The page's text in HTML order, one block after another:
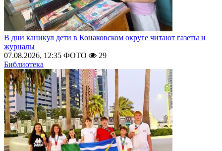
В дни каникул дети в Конаковском округе читают газеты и
журналы
07.08.2026, 12:35 ФОТО
29
Библиотека